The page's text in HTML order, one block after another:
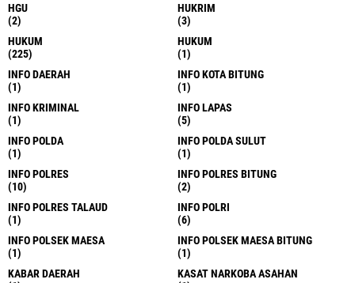
HGU
(2)
HUKRIM
(3)
HUKUM
(225)
HUKUM
(1)
INFO DAERAH
(1)
INFO KOTA BITUNG
(1)
INFO KRIMINAL
(1)
INFO LAPAS
(5)
INFO POLDA
(1)
INFO POLDA SULUT
(1)
INFO POLRES
(10)
INFO POLRES BITUNG
(2)
INFO POLRES TALAUD
(1)
INFO POLRI
(6)
INFO POLSEK MAESA
(1)
INFO POLSEK MAESA BITUNG
(1)
KABAR DAERAH
KASAT NARKOBA ASAHAN